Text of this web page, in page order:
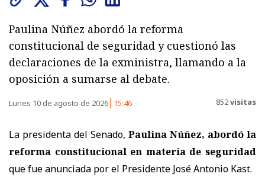
Paulina Núñez abordó la reforma
constitucional de seguridad y cuestionó las
declaraciones de la exministra, llamando a la
oposición a sumarse al debate.
Lunes 10 de agosto de 2026 15:46 852visitas
La presidenta del Senado, Paulina Núñez, abordó la
reforma constitucional en materia de seguridad
que fue anunciada por el Presidente José Antonio Kast.